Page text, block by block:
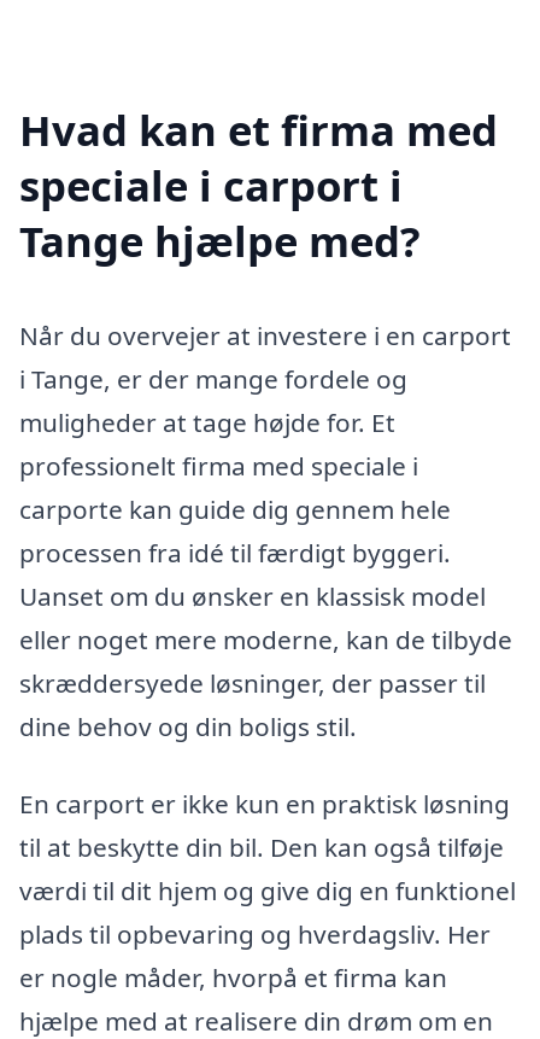
Hvad kan et firma med
speciale i carport i
Tange hjælpe med?
Når du overvejer at investere i en carport
i Tange, er der mange fordele og
muligheder at tage højde for. Et
professionelt firma med speciale i
carporte kan guide dig gennem hele
processen fra idé til færdigt byggeri.
Uanset om du ønsker en klassisk model
eller noget mere moderne, kan de tilbyde
skræddersyede løsninger, der passer til
dine behov og din boligs stil.
En carport er ikke kun en praktisk løsning
til at beskytte din bil. Den kan også tilføje
værdi til dit hjem og give dig en funktionel
plads til opbevaring og hverdagsliv. Her
er nogle måder, hvorpå et firma kan
hjælpe med at realisere din drøm om en